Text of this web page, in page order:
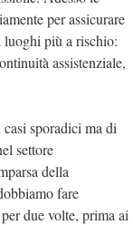
per assicurare
luoghi più a rischio:
assistenziale,
sporadici ma di
settore
della
fare
due volte, prima ai